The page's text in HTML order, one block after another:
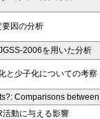
因の分析
2006を用いた分析
と少子化についての考察
Comparisons
動に与える影響